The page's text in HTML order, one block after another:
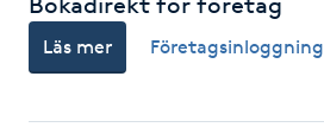
K18
Läs mer Företagsinloggning